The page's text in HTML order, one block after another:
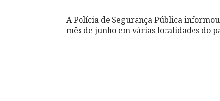
A Polícia de Segurança Pública
mês de junho em várias localidades do